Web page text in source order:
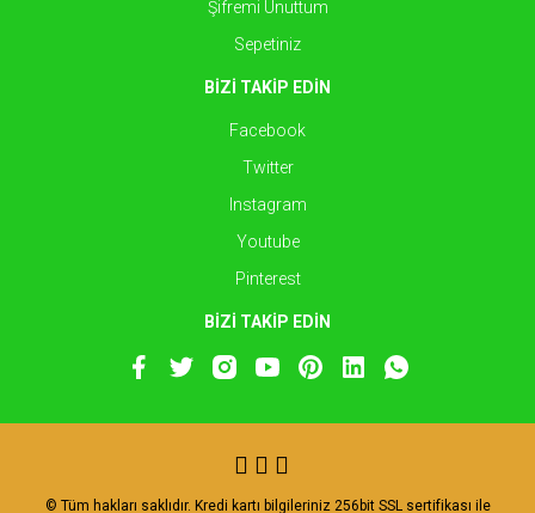
Şifremi Unuttum
Sepetiniz
BİZİ TAKİP EDİN
Facebook
Twitter
Instagram
Youtube
Pinterest
BİZİ TAKİP EDİN
© Tüm hakları saklıdır. Kredi kartı bilgileriniz 256bit SSL sertifikası ile